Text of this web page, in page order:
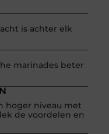
is achter elk
marinades beter
hoger niveau met
de voordelen en